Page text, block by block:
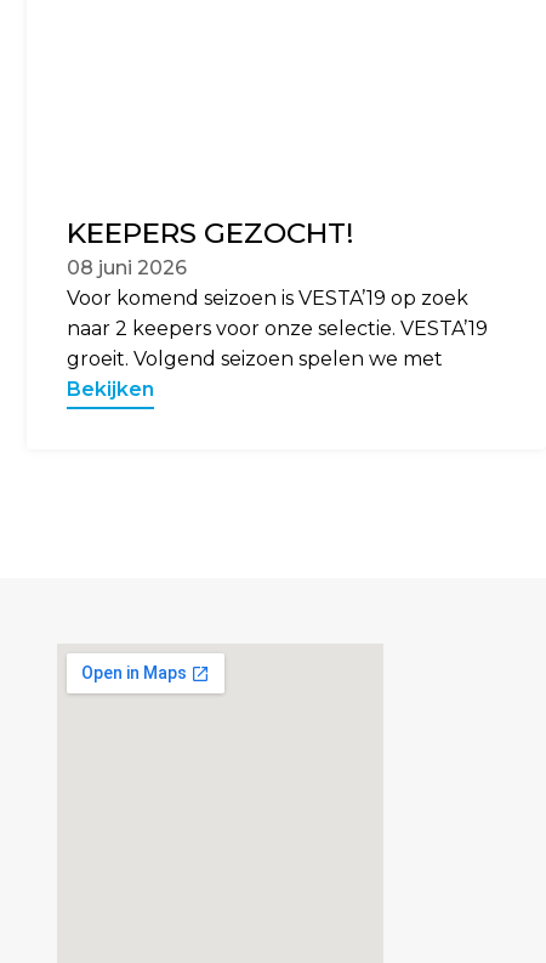
KEEPERS GEZOCHT!
08 juni 2026
Voor komend seizoen is VESTA’19 op zoek
naar 2 keepers voor onze selectie. VESTA’19
groeit. Volgend seizoen spelen we met
Bekijken